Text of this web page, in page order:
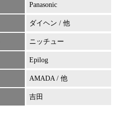
Panasonic
ダイヘン / 他
ニッチュー
Epilog
AMADA / 他
吉田